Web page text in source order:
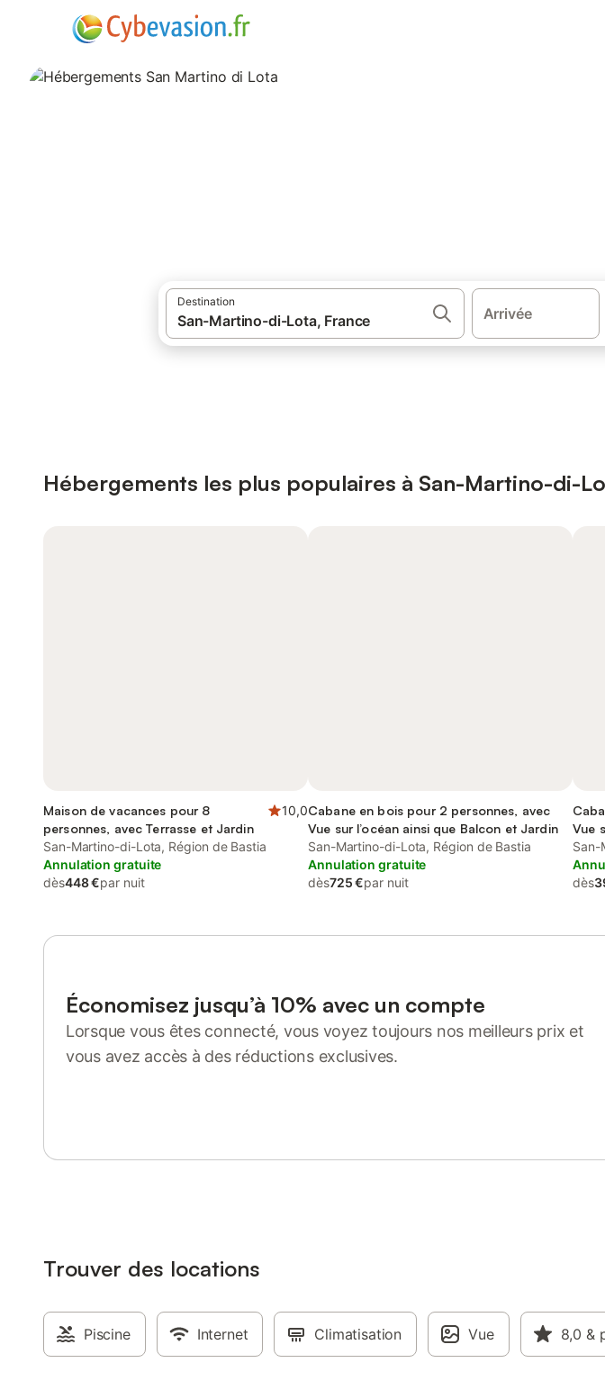
Destination
Arrivée
Hébergements les plus populaires à San-Martino-di-
Maison de vacances pour 8
personnes, avec Terrasse et Jardin
10,0
San-Martino-di-Lota, Région de Bastia
Annulation gratuite
dès448 €par nuit
Cabane en bois pour 2 personnes, avec
Vue sur l’océan ainsi que Balcon et Jardin
San-Martino-di-Lota, Région de Bastia
Annulation gratuite
dès725 €par nuit
Vue
San-
dès
Économisez jusqu’à 10% avec un compte
Lorsque vous êtes connecté, vous voyez toujours nos meilleurs prix et
vous avez accès à des réductions exclusives.
Trouver des locations
Piscine Internet Climatisation Vue 8,0 &